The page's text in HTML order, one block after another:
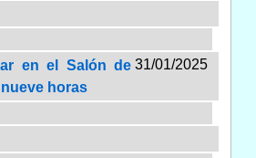
en el Salón de
horas
31/01/2025